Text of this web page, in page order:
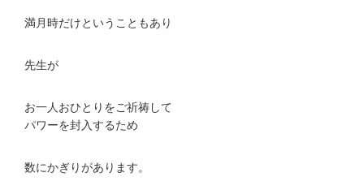
満月時だけということもあり
先生が
お一人おひとりをご祈祷して
パワーを封入するため
数にかぎりがあります。